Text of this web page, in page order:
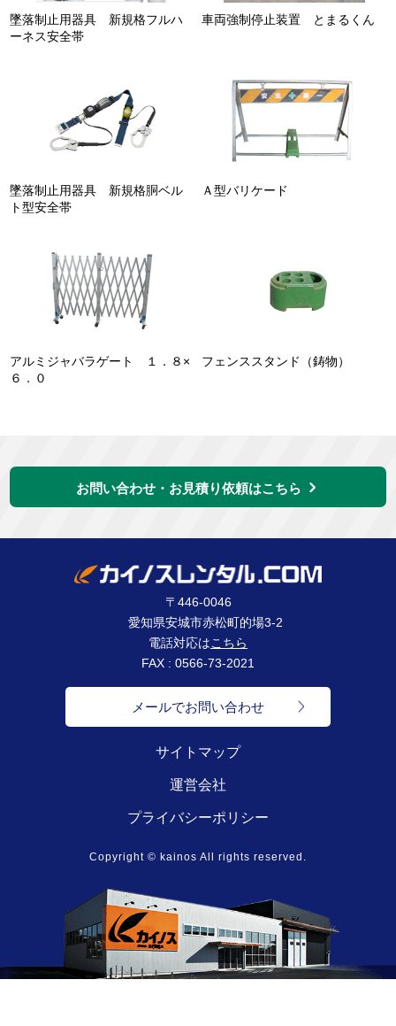
墜落制止用器具 新規格フルハ
ーネス安全帯
車両強制停止装置 とまるくん
墜落制止用器具 新規格胴ベル
ト型安全帯
Ａ型バリケード
アルミジャバラゲート １．８×
６．０
フェンススタンド（鋳物）
お問い合わせ・お見積り依頼はこちら
〒446-0046
愛知県安城市赤松町的場3-2
電話対応はこちら
FAX : 0566-73-2021
メールでお問い合わせ
サイトマップ
運営会社
プライバシーポリシー
Copyright © kainos All rights reserved.